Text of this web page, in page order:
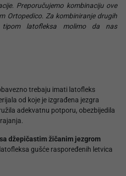
Preporučujemo kombinaciju ove
Ortopedico. Za kombiniranje drugih
latofleksa molimo da nas
trebaju imati latofleks
od koje je izgrađena jezgra
adekvatnu potporu, obezbijedila
džepičastim žičanim jezgrom
gušće raspoređenih letvica